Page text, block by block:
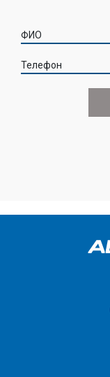
ФИО
Телефон